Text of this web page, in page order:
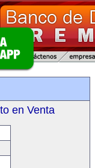
en Venta